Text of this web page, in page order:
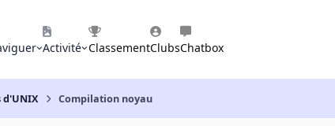
Activité ClassementClubsChatbox
d'UNIX Compilation noyau